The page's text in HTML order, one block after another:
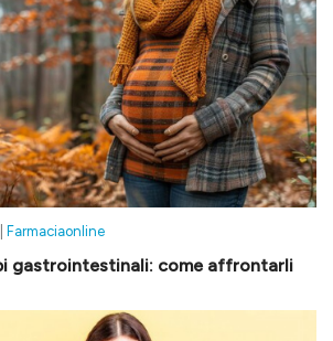
Farmaciaonline
gastrointestinali: come affrontarli